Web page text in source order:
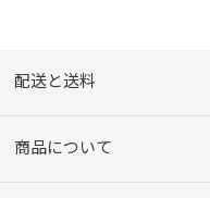
配送と送料
商品について